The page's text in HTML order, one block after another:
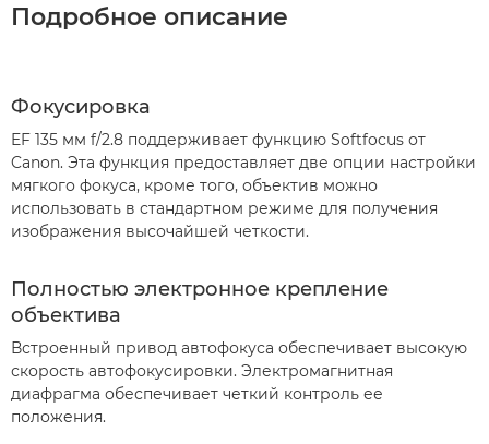
Подробное описание
Фокусировка
EF 135 мм f/2.8 поддерживает функцию Softfocus от
Canon. Эта функция предоставляет две опции настройки
мягкого фокуса, кроме того, объектив можно
использовать в стандартном режиме для получения
изображения высочайшей четкости.
Полностью электронное крепление
объектива
Встроенный привод автофокуса обеспечивает высокую
скорость автофокусировки. Электромагнитная
диафрагма обеспечивает четкий контроль ее
положения.